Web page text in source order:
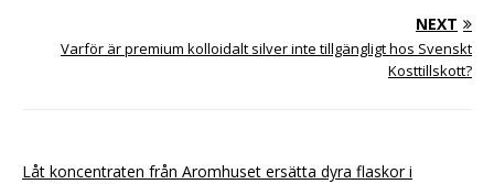
NEXT
Varför är premium kolloidalt silver inte tillgängligt hos Svenskt
Kosttillskott?
Låt koncentraten från Aromhuset ersätta dyra flaskor i